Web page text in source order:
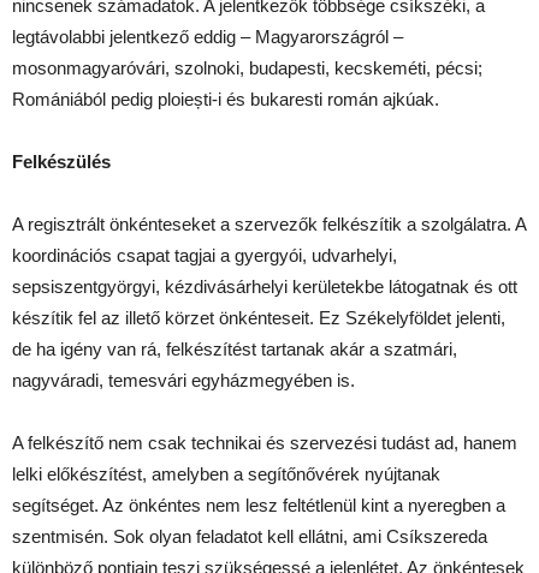
nincsenek számadatok. A jelentkezők többsége csíkszéki, a
legtávolabbi jelentkező eddig – Magyarországról –
mosonmagyaróvári, szolnoki, budapesti, kecskeméti, pécsi;
Romániából pedig ploiești-i és bukaresti román ajkúak.
Felkészülés
A regisztrált önkénteseket a szervezők felkészítik a szolgálatra. A
koordinációs csapat tagjai a gyergyói, udvarhelyi,
sepsiszentgyörgyi, kézdivásárhelyi kerületekbe látogatnak és ott
készítik fel az illető körzet önkénteseit. Ez Székelyföldet jelenti,
de ha igény van rá, felkészítést tartanak akár a szatmári,
nagyváradi, temesvári egyházmegyében is.
A felkészítő nem csak technikai és szervezési tudást ad, hanem
lelki előkészítést, amelyben a segítőnővérek nyújtanak
segítséget. Az önkéntes nem lesz feltétlenül kint a nyeregben a
szentmisén. Sok olyan feladatot kell ellátni, ami Csíkszereda
különböző pontjain teszi szükségessé a jelenlétet. Az önkéntesek